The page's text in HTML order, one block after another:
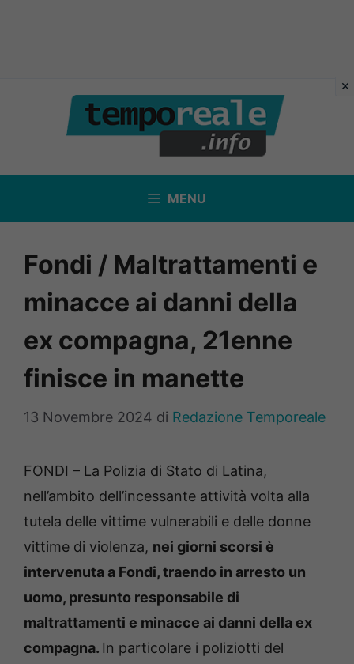
contenuto
MENU
Fondi / Maltrattamenti e
minacce ai danni della
ex compagna, 21enne
finisce in manette
13 Novembre 2024 di Redazione Temporeale
FONDI – La Polizia di Stato di Latina,
nell’ambito dell’incessante attività volta alla
tutela delle vittime vulnerabili e delle donne
vittime di violenza, nei giorni scorsi è
intervenuta a Fondi, traendo in arresto un
uomo, presunto responsabile di
maltrattamenti e minacce ai danni della ex
compagna. In particolare i poliziotti del